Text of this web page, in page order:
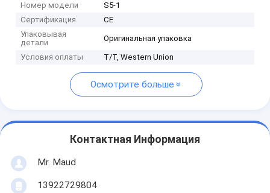
Номер модели
S5-1
Сертификация
CE
Упаковывая
детали
Оригинальная упаковка
Условия оплаты T/T, Western Union
Осмотрите больше
Контактная Информация
Mr. Maud
13922729804